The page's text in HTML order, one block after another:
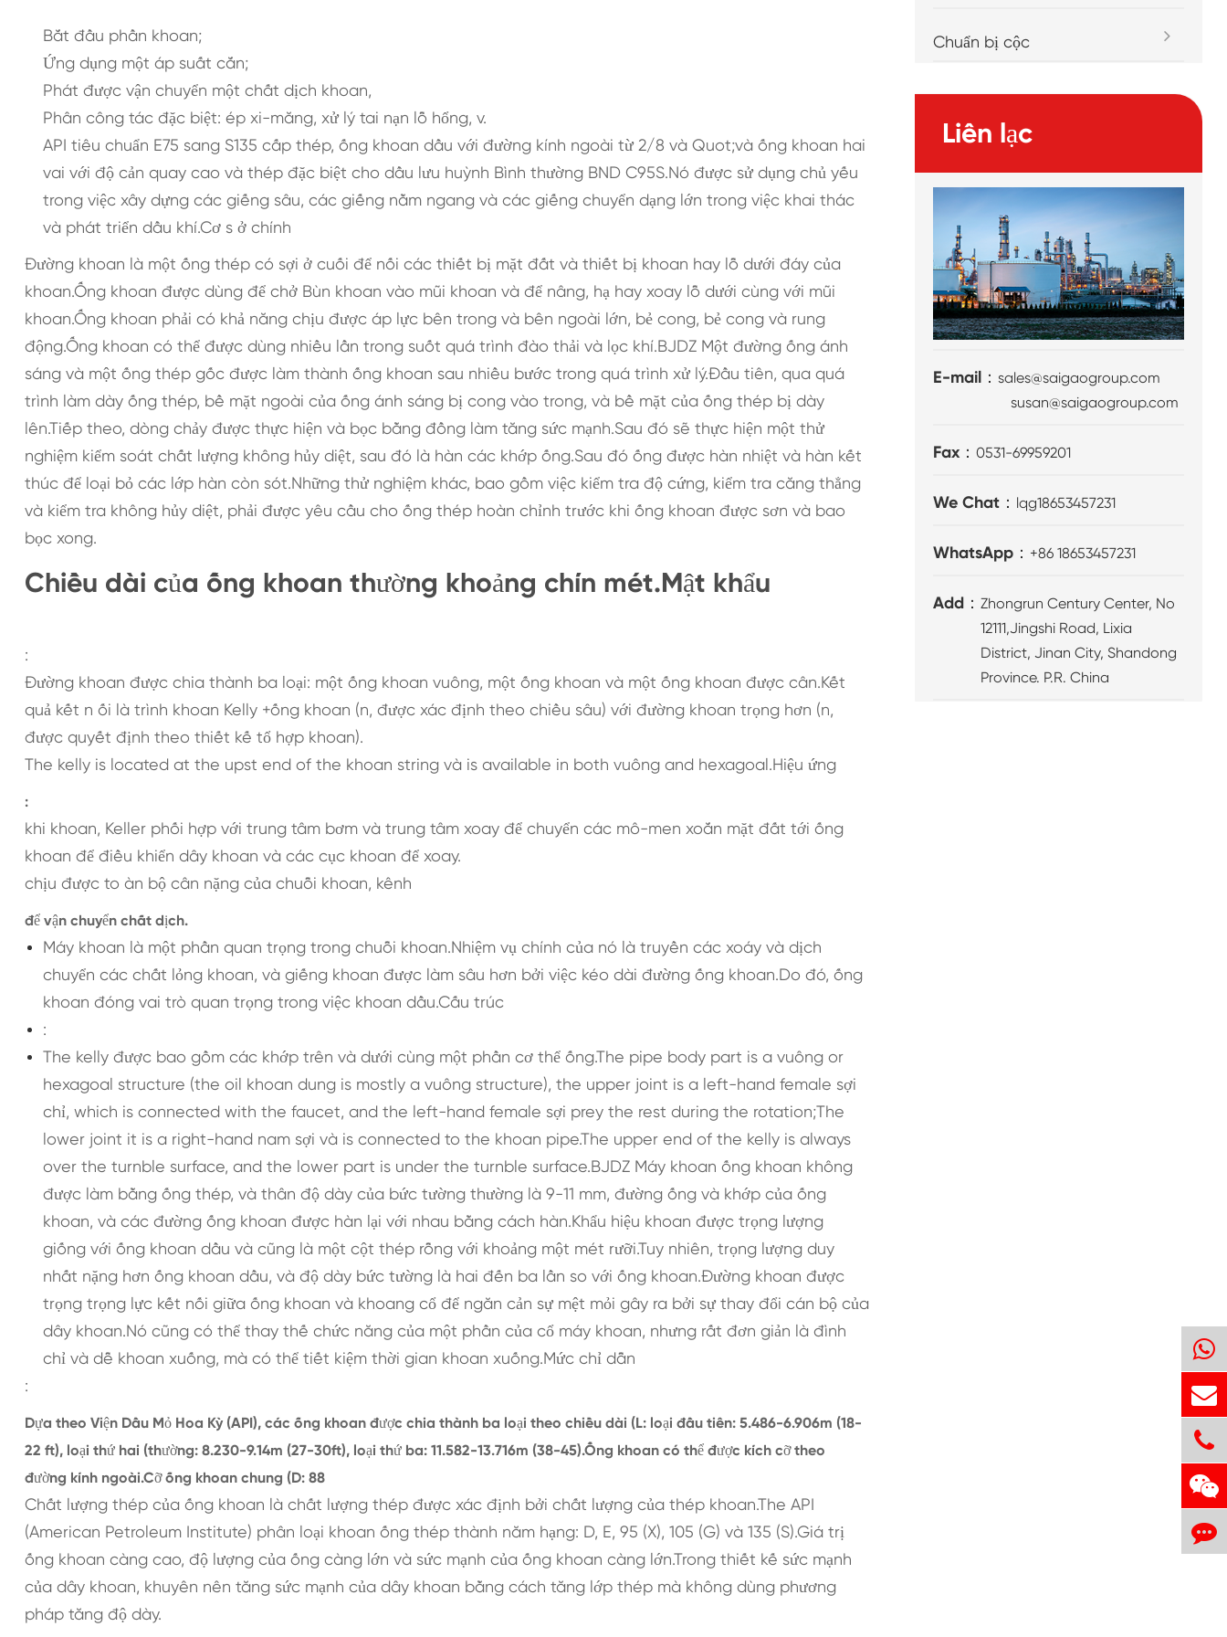
Bắt đầu phần khoan;
Ứng dụng một áp suất cắn;
Phát được vận chuyển một chất dịch khoan,
Phân công tác đặc biệt: ép xi-măng, xử lý tai nạn lỗ hổng, v.
API tiêu chuẩn E75 sang S135 cấp thép, ống khoan dầu với đường kính ngoài từ 2/8 và Quot;và ống khoan hai
vai với độ cản quay cao và thép đặc biệt cho dầu lưu huỳnh Bình thường BND C95S.Nó được sử dụng chủ yếu
trong việc xây dựng các giếng sâu, các giếng nằm ngang và các giếng chuyển dạng lớn trong việc khai thác
và phát triển dầu khí.Cơ s ở chính
Đường khoan là một ống thép có sợi ở cuối để nối các thiết bị mặt đất và thiết bị khoan hay lỗ dưới đáy của
khoan.Ống khoan được dùng để chở Bùn khoan vào mũi khoan và để nâng, hạ hay xoay lỗ dưới cùng với mũi
khoan.Ống khoan phải có khả năng chịu được áp lực bên trong và bên ngoài lớn, bẻ cong, bẻ cong và rung
động.Ống khoan có thể được dùng nhiều lần trong suốt quá trình đào thải và lọc khí.BJDZ Một đường ống ánh
sáng và một ống thép gốc được làm thành ống khoan sau nhiều bước trong quá trình xử lý.Đầu tiên, qua quá
trình làm dày ống thép, bề mặt ngoài của ống ánh sáng bị cong vào trong, và bề mặt của ống thép bị dày
lên.Tiếp theo, dòng chảy được thực hiện và bọc bằng đồng làm tăng sức mạnh.Sau đó sẽ thực hiện một thử
nghiệm kiểm soát chất lượng không hủy diệt, sau đó là hàn các khớp ống.Sau đó ống được hàn nhiệt và hàn kết
thúc để loại bỏ các lớp hàn còn sót.Những thử nghiệm khác, bao gồm việc kiểm tra độ cứng, kiểm tra căng thẳng
và kiểm tra không hủy diệt, phải được yêu cầu cho ống thép hoàn chỉnh trước khi ống khoan được sơn và bao
bọc xong.
Chiều dài của ống khoan thường khoảng chín mét.Mật khẩu
:
Đường khoan được chia thành ba loại: một ống khoan vuông, một ống khoan và một ống khoan được cân.Kết
quả kết n ối là trình khoan Kelly +ống khoan (n, được xác định theo chiều sâu) với đường khoan trọng hơn (n,
được quyết định theo thiết kế tổ hợp khoan).
The kelly is located at the upst end of the khoan string và is available in both vuông and hexagoal.Hiệu ứng
:
khi khoan, Keller phối hợp với trung tâm bơm và trung tâm xoay để chuyển các mô-men xoắn mặt đất tới ống
khoan để điều khiển dây khoan và các cục khoan để xoay.
chịu được to àn bộ cân nặng của chuỗi khoan, kênh
để vận chuyển chất dịch.
Máy khoan là một phần quan trọng trong chuỗi khoan.Nhiệm vụ chính của nó là truyền các xoáy và dịch
chuyển các chất lỏng khoan, và giếng khoan được làm sâu hơn bởi việc kéo dài đường ống khoan.Do đó, ống
khoan đóng vai trò quan trọng trong việc khoan dầu.Cấu trúc
:
The kelly được bao gồm các khớp trên và dưới cùng một phần cơ thể ống.The pipe body part is a vuông or
hexagoal structure (the oil khoan dung is mostly a vuông structure), the upper joint is a left-hand female sợi
chỉ, which is connected with the faucet, and the left-hand female sợi prey the rest during the rotation;The
lower joint it is a right-hand nam sợi và is connected to the khoan pipe.The upper end of the kelly is always
over the turnble surface, and the lower part is under the turnble surface.BJDZ Máy khoan ống khoan không
được làm bằng ống thép, và thân độ dày của bức tường thường là 9-11 mm, đường ống và khớp của ống
khoan, và các đường ống khoan được hàn lại với nhau bằng cách hàn.Khẩu hiệu khoan được trọng lượng
giống với ống khoan dầu và cũng là một cột thép rỗng với khoảng một mét rưỡi.Tuy nhiên, trọng lượng duy
nhất nặng hơn ống khoan dầu, và độ dày bức tường là hai đến ba lần so với ống khoan.Đường khoan được
trọng trọng lực kết nối giữa ống khoan và khoang cổ để ngăn cản sự mệt mỏi gây ra bởi sự thay đổi cán bộ của
dây khoan.Nó cũng có thể thay thế chức năng của một phần của cổ máy khoan, nhưng rất đơn giản là đình
chỉ và dễ khoan xuống, mà có thể tiết kiệm thời gian khoan xuống.Mức chỉ dẫn
:
Dựa theo Viện Dầu Mỏ Hoa Kỳ (API), các ống khoan được chia thành ba loại theo chiều dài (L: loại đầu tiên: 5.486-6.906m (18-
22 ft), loại thứ hai (thường: 8.230-9.14m (27-30ft), loại thứ ba: 11.582-13.716m (38-45).Ống khoan có thể được kích cỡ theo
đường kính ngoài.Cỡ ống khoan chung (D: 88
Chất lượng thép của ống khoan là chất lượng thép được xác định bởi chất lượng của thép khoan.The API
(American Petroleum Institute) phân loại khoan ống thép thành năm hạng: D, E, 95 (X), 105 (G) và 135 (S).Giá trị
ống khoan càng cao, độ lượng của ống càng lớn và sức mạnh của ống khoan càng lớn.Trong thiết kế sức mạnh
của dây khoan, khuyên nên tăng sức mạnh của dây khoan bằng cách tăng lớp thép mà không dùng phương
pháp tăng độ dày.
Chuẩn bị cộc
Liên lạc
E-mail：sales@saigaogroup.com
susan@saigaogroup.com
Fax：0531-69959201
We Chat： lqg18653457231
WhatsApp： +86 18653457231
Add：Zhongrun Century Center, No
12111,Jingshi Road, Lixia
District, Jinan City, Shandong
Province. P.R. China